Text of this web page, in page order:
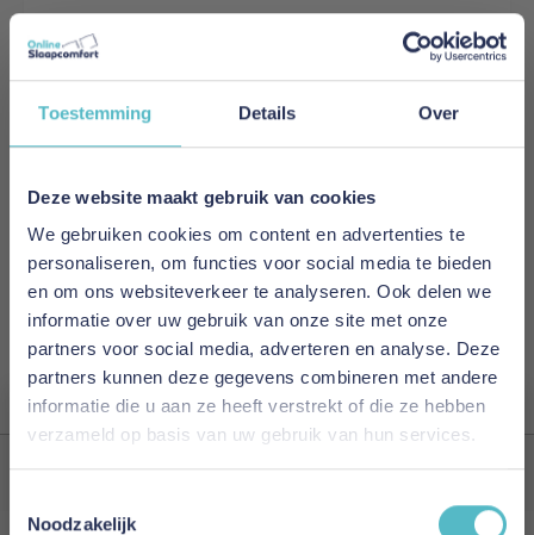
Toestemming Details Over
Deze website maakt gebruik van cookies
We gebruiken cookies om content en advertenties te
personaliseren, om functies voor social media te bieden
en om ons websiteverkeer te analyseren. Ook delen we
informatie over uw gebruik van onze site met onze
partners voor social media, adverteren en analyse. Deze
partners kunnen deze gegevens combineren met andere
informatie die u aan ze heeft verstrekt of die ze hebben
verzameld op basis van uw gebruik van hun services.
Noodzakelijk
LATTENBODEM 140 X 200 CM 26L KIT
€ 139,00
1product